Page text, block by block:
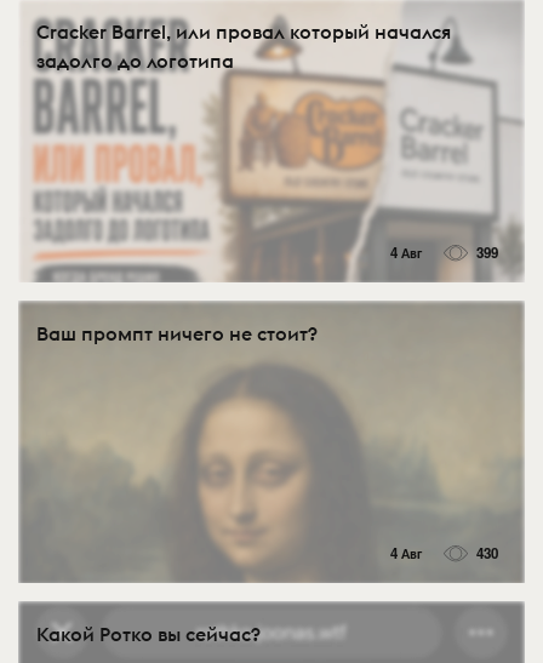
Cracker Barrel, или провал который начался
задолго до логотипа
4 Авг 399
Ваш промпт ничего не стоит?
4 Авг 430
Какой Ротко вы сейчас?